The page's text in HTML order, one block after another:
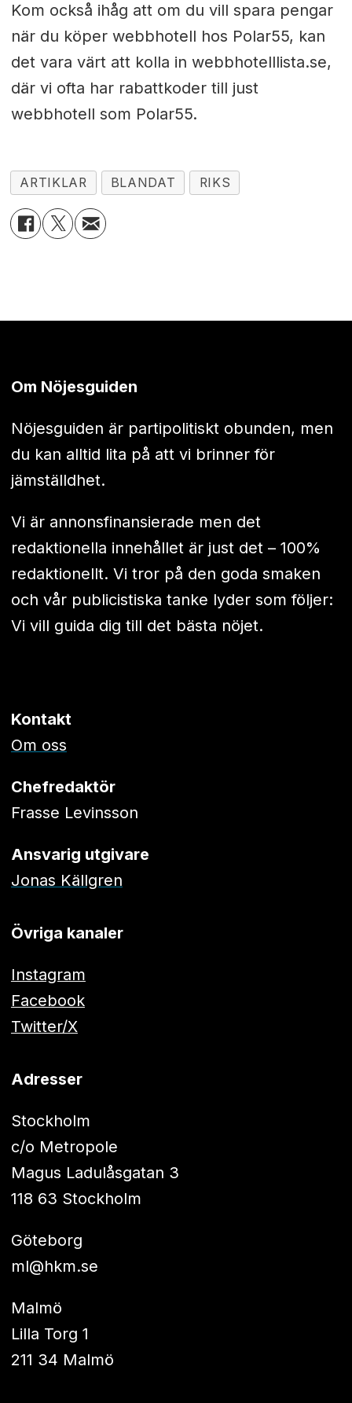
Kom också ihåg att om du vill spara pengar
när du köper webbhotell hos Polar55, kan
det vara värt att kolla in webbhotelllista.se,
där vi ofta har rabattkoder till just
webbhotell som Polar55.
ARTIKLAR BLANDAT RIKS
Om Nöjesguiden
Nöjesguiden är partipolitiskt obunden, men
du kan alltid lita på att vi brinner för
jämställdhet.
Vi är annonsfinansierade men det
redaktionella innehållet är just det – 100%
redaktionellt. Vi tror på den goda smaken
och vår publicistiska tanke lyder som följer:
Vi vill guida dig till det bästa nöjet.
Kontakt
Om oss
Chefredaktör
Frasse Levinsson
Ansvarig utgivare
Jonas Källgren
Övriga kanaler
Instagram
Facebook
Twitter/X
Adresser
Stockholm
c/o Metropole
Magus Ladulåsgatan 3
118 63 Stockholm
Göteborg
ml@hkm.se
Malmö
Lilla Torg 1
211 34 Malmö